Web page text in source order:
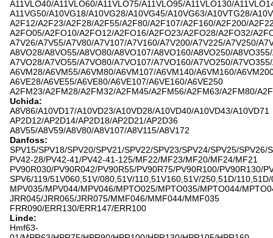
A11VLO40/A11VLO60/A11VLO75/A11VLO95/A11VLO130/
A11VG50/A10VG18/A10VG28/A10VG45/A10VG63/A10VTG28/
A2F12/A2F23/A2F28/A2F55/A2F80/A2F107/A2F160/A2F200/
A2FO05/A2FO10/A2FO12/A2FO16/A2FO23/A2FO28/A2FO32/
A7V26/A7V55/A7V80/A7V107/A7V160/A7V200/A7V225/A7V250/
A8VO28/A8VO55/A8VO80/A8VO107/A8VO160/A8VO250/
A7VO28/A7VO55/A7VO80/A7VO107/A7VO160/A7VO250/
A6VM28/A6VM55/A6VM80/A6VM107/A6VM140/A6VM160/
A6VE28/A6VE55/A6VE80/A6VE107/A6VE160/A6VE250
A2FM23/A2FM28/A2FM32/A2FM45/A2FM56/A2FM63/A2FM80/
Uchida:
A8V86/A10VD17/A10VD23/A10VD28/A10VD40/A10VD43/A10VD71
AP2D12/AP2D14/AP2D18/AP2D21/AP2D36
A8V55/A8V59/A8V80/A8V107/A8V115/A8V172
Danfoss:
SPV15/SPV18/SPV20/SPV21/SPV22/SPV23/SPV24/SPV25/SPV26/
PV42-28/PV42-41/PV42-41-125/MF22/MF23/MF20/MF24/MF21
PV90R030/PV90R042/PV90R55/PV90R75/PV90R100/PV90R130/
SPV6/119/51V060,51V/080,51V/110,51V160,51V/250,51D/
MPV035/MPV044/MPV046/MPTO025/MPTO035/MPTO044/
JRR045/JRR065/JRR075/MMF046/MMF044/MMF035
FRR090/ERR130/ERR147/ERR100
Linde:
Hmf63-